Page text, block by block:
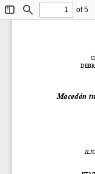
ToggleFind
of 5
Macedón